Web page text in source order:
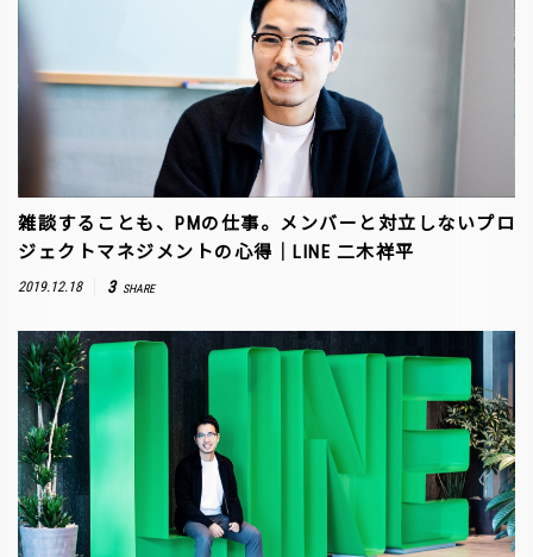
雑談することも、PMの仕事。メンバーと対立しないプロ
ジェクトマネジメントの心得｜LINE 二木祥平
2019.12.18 3 SHARE